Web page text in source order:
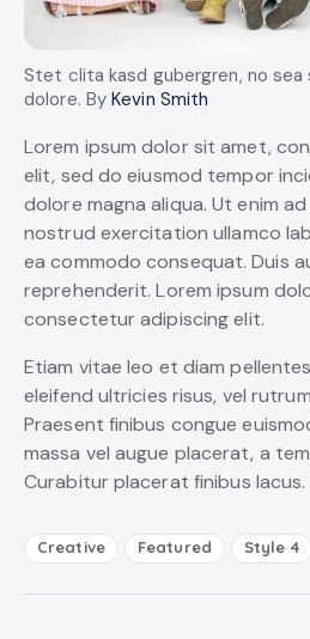
Stet clita kasd gubergren, no
dolore. ByKevin Smith
Lorem ipsum dolor sit amet,
elit, sed do eiusmod tempor
dolore magna aliqua. Ut enim ad
nostrud exercitation ullamco
ea commodo consequat. Duis
reprehenderit. Lorem ipsum
consectetur adipiscing elit.
Etiam vitae leo et diam
eleifend ultricies risus, vel
Praesent finibus congue
massa vel augue placerat, a
Curabitur placerat finibus lacus.
Creative Featured Style 4